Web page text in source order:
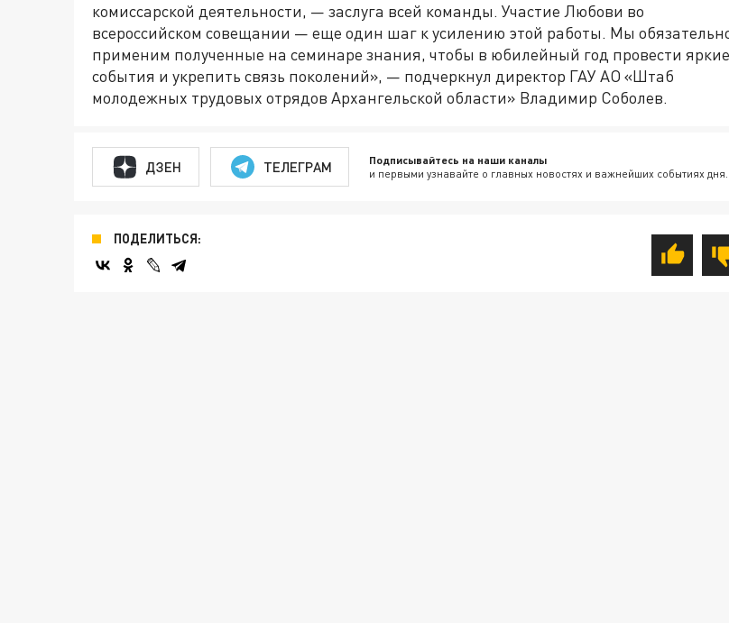
комиссарской деятельности, — заслуга всей команды. Участие Любови во
всероссийском совещании — еще один шаг к усилению этой работы. Мы
применим полученные на семинаре знания, чтобы в юбилейный год провести яркие
события и укрепить связь поколений», — подчеркнул директор ГАУ АО «Штаб
молодежных трудовых отрядов Архангельской области» Владимир Соболев.
ДЗЕН ТЕЛЕГРАМ Подписывайтесь на наши каналы
и первыми узнавайте о главных новостях и важнейших событиях дня.
ПОДЕЛИТЬСЯ: